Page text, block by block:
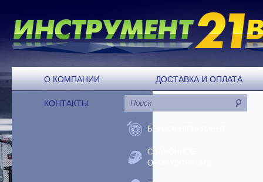
О КОМПАНИИ ДОСТАВКА И ОПЛАТА
КОНТАКТЫ
БЕНЗОИНСТРУМЕНТ
СВАРОЧНОЕ
ОБОРУДОВАНИЕ